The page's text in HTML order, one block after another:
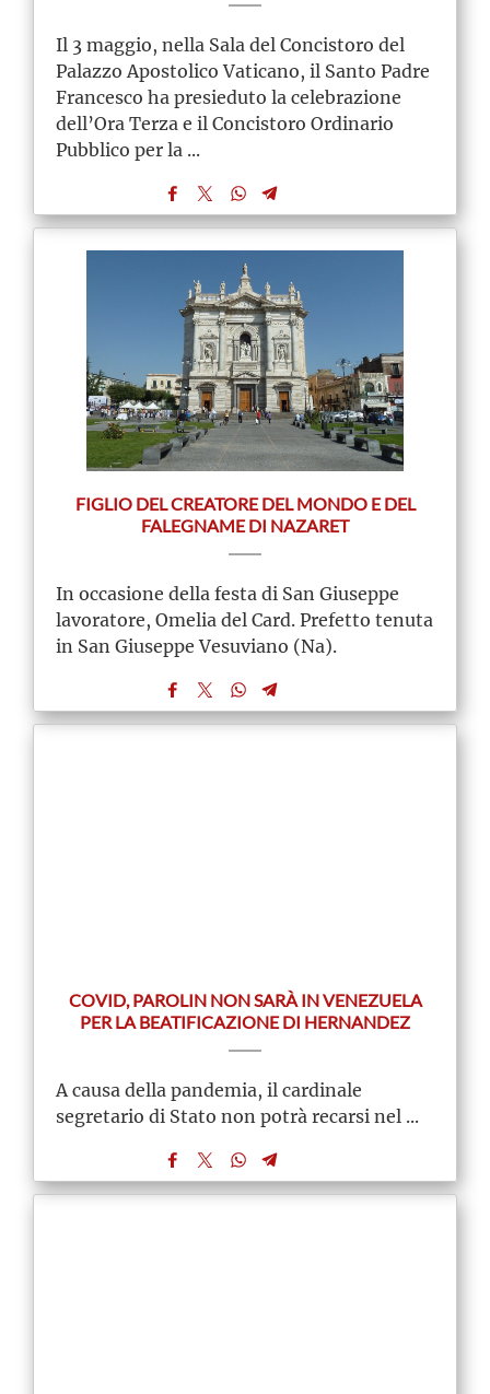
Il 3 maggio, nella Sala del Concistoro del
Palazzo Apostolico Vaticano, il Santo Padre
Francesco ha presieduto la celebrazione
dell’Ora Terza e il Concistoro Ordinario
Pubblico per la ...
FIGLIO DEL CREATORE DEL MONDO E DEL
FALEGNAME DI NAZARET
In occasione della festa di San Giuseppe
lavoratore, Omelia del Card. Prefetto tenuta
in San Giuseppe Vesuviano (Na).
COVID, PAROLIN NON SARÀ IN VENEZUELA
PER LA BEATIFICAZIONE DI HERNANDEZ
A causa della pandemia, il cardinale
segretario di Stato non potrà recarsi nel ...